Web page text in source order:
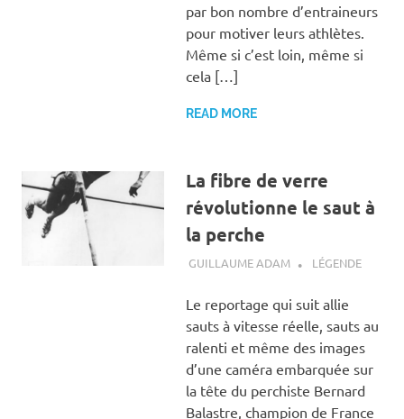
par bon nombre d’entraineurs
pour motiver leurs athlètes.
Même si c’est loin, même si
cela […]
READ MORE
La fibre de verre
révolutionne le saut à
la perche
14 FÉVRIER 2012
GUILLAUME ADAM LÉGENDE
Le reportage qui suit allie
sauts à vitesse réelle, sauts au
ralenti et même des images
d’une caméra embarquée sur
la tête du perchiste Bernard
Balastre, champion de France